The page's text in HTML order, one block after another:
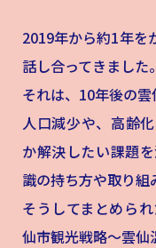
2019年から約1年を
話し合ってきました。
それは、10年後の雲
人口減少や、高齢
か解決したい課題
識の持ち方や取り組
そうしてまとめら
仙市観光戦略～雲仙